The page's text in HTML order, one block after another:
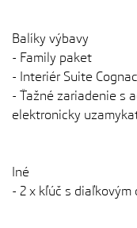
Balíky výbavy
- Family paket
- Interiér Suite Cognac
- Ťažné zariadenie s
elektronicky
Iné
- 2 x kľúč s diaľkovým